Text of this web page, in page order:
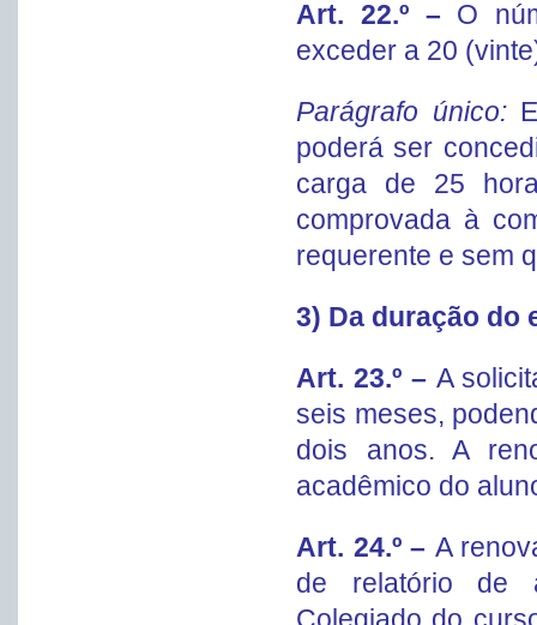
Art. 22.º – O
exceder a 20
Parágrafo único:
poderá ser
carga de 25
comprovada à
requerente e sem
3) Da duração do
Art. 23.º – A
seis meses,
dois anos. A
acadêmico do
Art. 24.º – A
de relatório de